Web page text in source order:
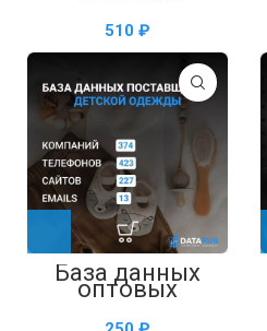
поставщиков
канцелярских
товаров —
таблица в Excel
₽
База данных
оптовых
поставщиков
детской одежды